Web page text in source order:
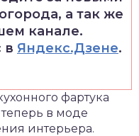
а так же
канале.
в Яндекс.Дзене.
фартука
в моде
интерьера.